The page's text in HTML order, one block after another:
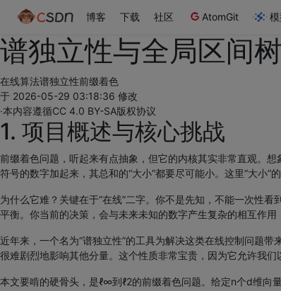
博客 下载 社区 AtomGit
谱独立性与全局区间
在线算法谱独立性前缀着色
于 2026-05-29 03:18:36 修改
·本内容遵循CC 4.0 BY-SA版权协议
1. 项目概述与核心挑战
前缀着色问题，听起来有点抽象，但它的内核其实非常直观。
符号的数字加起来，其总和的“大小”都要尽可能小。这里“大小
为什么它难？关键在于“在线”二字。你不是先知，不能一次性
平衡。你当前的决策，会与未来未知的数字产生复杂的相互作
近年来，一个名为“谱独立性”的工具为解决这类在线控制问题
很难剧烈地影响其他分量。这个性质非常宝贵，因为它允许我
本文要啃的硬骨头，是ℓ∞到ℓ2的前缀着色问题。给定n个d维向